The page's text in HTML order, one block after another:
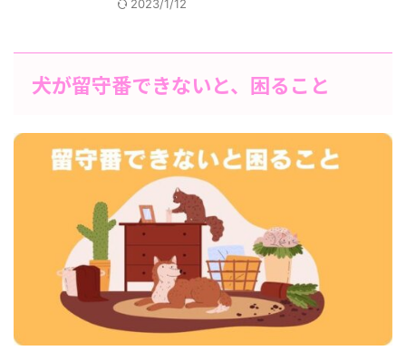
2023/1/12
犬が留守番できないと、困ること